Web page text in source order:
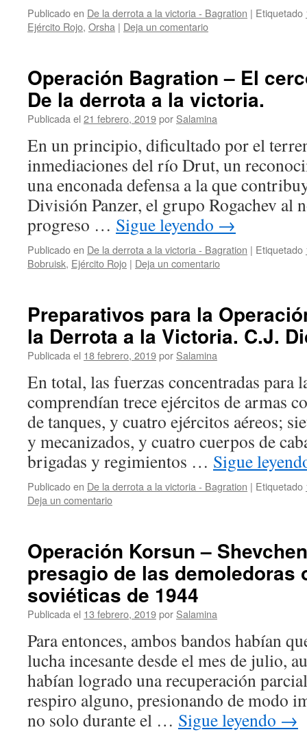
Publicado en De la derrota a la victoria - Bagration | Etiquetado
Ejército Rojo, Orsha | Deja un comentario
Operación Bagration – El
De la derrota a la victoria.
Publicada el 21 febrero, 2019por Salamina
En un principio, dificultado por el
inmediaciones del río Drut, un
una enconada defensa a la que
División Panzer, el grupo Rogachev al
progreso … Sigue leyendo →
Publicado en De la derrota a la victoria - Bagration | Etiquetado
Bobruisk, Ejército Rojo | Deja un comentario
Preparativos para la
la Derrota a la Victoria. C.J.
Publicada el 18 febrero, 2019por Salamina
En total, las fuerzas concentradas para
comprendían trece ejércitos de armas
de tanques, y cuatro ejércitos aéreos;
y mecanizados, y cuatro cuerpos de
brigadas y regimientos … Sigue
Publicado en De la derrota a la victoria - Bagration | Etiquetado
Deja un comentario
Operación Korsun –
presagio de las demoledoras
soviéticas de 1944
Publicada el 13 febrero, 2019por Salamina
Para entonces, ambos bandos habían
lucha incesante desde el mes de julio,
habían logrado una recuperación
respiro alguno, presionando de modo
no solo durante el … Sigue leyendo →